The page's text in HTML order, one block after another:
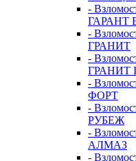
-
ГАРАНТ
-
ГРАНИТ
-
ГРАНИТ
-
ФОРТ
-
РУБЕЖ
-
АЛМАЗ
-